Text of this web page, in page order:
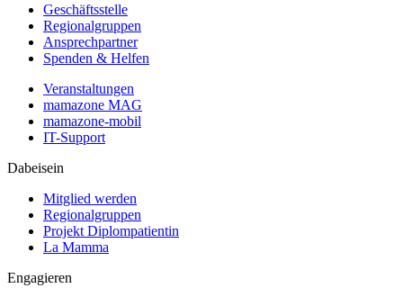
Geschäftsstelle
Regionalgruppen
Ansprechpartner
Spenden & Helfen
Veranstaltungen
mamazone MAG
mamazone-mobil
IT-Support
Dabeisein
Mitglied werden
Regionalgruppen
Projekt Diplompatientin
La Mamma
Engagieren